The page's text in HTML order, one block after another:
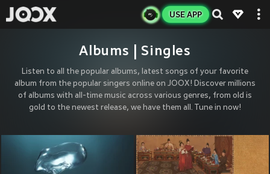
USE APP
Albums | Singles
Listen to all the popular albums, latest songs of your favorite
album from the popular singers online on JOOX! Discover millions
of albums with all-time music across various genres, from old is
gold to the newest release, we have them all. Tune in now!